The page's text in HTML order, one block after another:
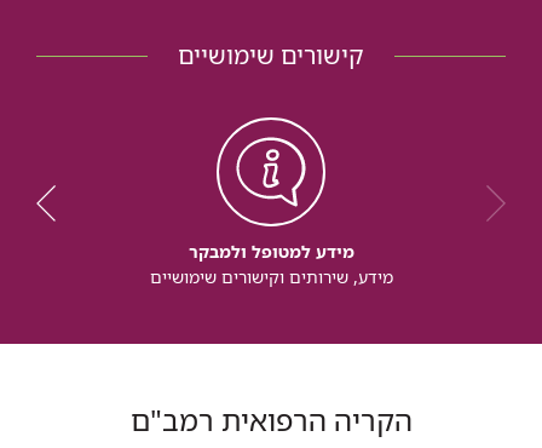
קישורים שימושיים
מידע למטופל ולמבקר
מידע, שירותים וקישורים שימושיים
הקריה הרפואית רמב"ם